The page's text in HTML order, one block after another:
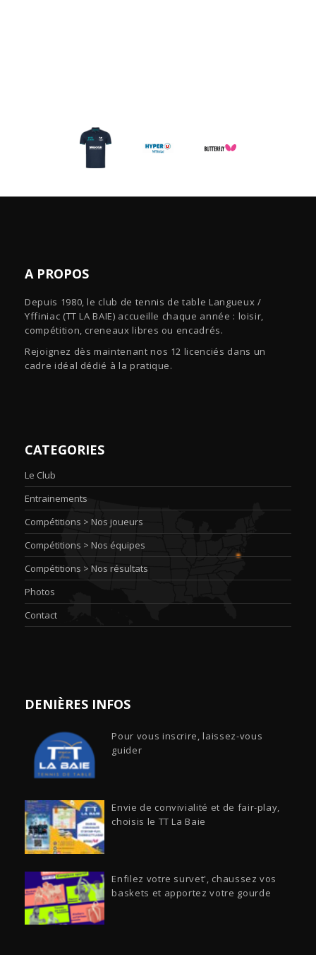
A PROPOS
Depuis 1980, le club de tennis de table Langueux /
Yffiniac (TT LA BAIE) accueille chaque année : loisir,
compétition, creneaux libres ou encadrés.
Rejoignez dès maintenant nos 12 licenciés dans un
cadre idéal dédié à la pratique.
CATEGORIES
Le Club
Entrainements
Compétitions > Nos joueurs
Compétitions > Nos équipes
Compétitions > Nos résultats
Photos
Contact
DENIÈRES INFOS
Pour vous inscrire, laissez-vous
guider
Envie de convivialité et de fair-play,
choisis le TT La Baie
Enfilez votre survet', chaussez vos
baskets et apportez votre gourde